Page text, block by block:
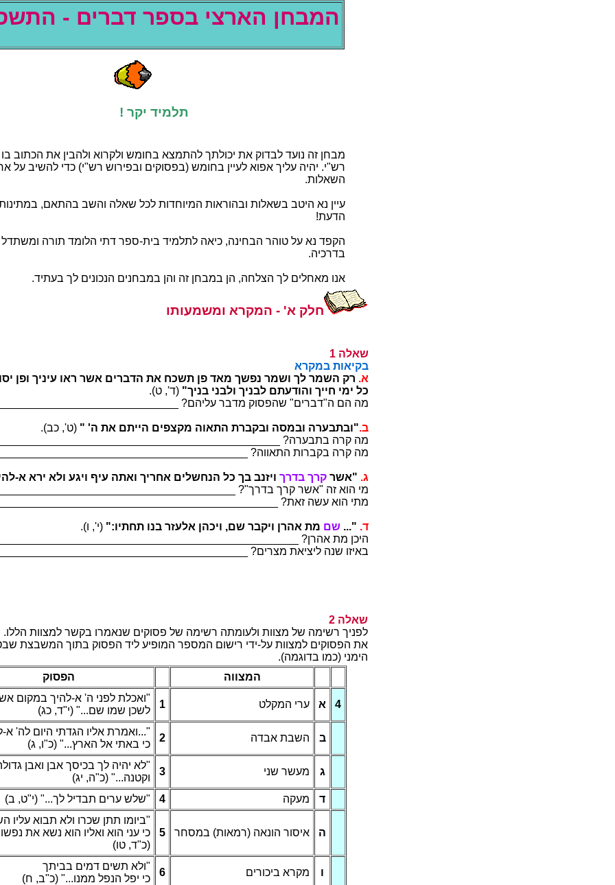
א"סשתה - םירבד רפסב יצראה
! רקי דימלת
שוריפבו וב בותכה תא ןיבהלו אורקלו שמוחב אצמתהל ךתלוכי תא קודבל
ןמ תודחא לע בישהל ידכ (י"שר שוריפבו םיקוספב) שמוחב ןייעל אופא ךילע
.תולאשה
בושייבו תוניתמב ,םאתהב בשהו הלאש לכל תודחוימה תוארוהבו תולאשב
!תעדה
תכלל לדתשמו הרות דמולה יתד רפס-תיב דימלתל האיכ ,הניחבה רהוט לע
.היכרדב
.דיתעב ךל םינוכנה םינחבמב ןהו הז ןחבמב ןה ,החלצה ךל םילחאמ ונא
ותועמשמו ארקמה - 'א קלח
1 הלאש
ארקמב תואיקב
ךבבלמ ורוסי ןפו ךיניע ואר רשא םירבדה תא חכשת ןפ דאמ ךשפנ רמשו .א
.(ט ,'ד) "ךינב ינבלו ךינבל םתעדוהו ךייח ימי לכ
______________________________ ?םהילע רבדמ קוספהש "םירבד"ה םה
.(בכ ,'ט) " 'ה תא םתייה םיפצקמ הואתה תרבקבו הסמבו הרעבתבו".ב
______________________________________________ ?הרעבתב הרק המ
_________________________________________ ?הוואתה תורבקב הרק המ
"םיהל-א ארי אלו עגיו ףיע התאו ךירחא םילשחנה לכ ךב ךרדב ךרקרשא" .ג
_______________________________________ ?"ךרדב ךרק רשא" הז אוה ימ
_____________________________________________ ?תאז השע אוה יתמ
.(ו ,'י) ":ויתחת ונב רזעלא ןהכיו ,םש רבקיו ןרהא תמ םש..." .ד
_________________________________________________ ?ןרהא תמ ןכיה
_________________________________________ ?םירצמ תאיציל הנש וזיאב
2 הלאש
םאתה .וללה תווצמל רשקב ורמאנש םיקוספ לש המישר התמועלו תווצמ לש המישר
רוטבש תצבשמה ךותב קוספה דיל עיפומה רפסמה םושיר ידי-לע תווצמל
.(המגודב ומכ) ינמיה
קוספה
הווצמה
רחבי רשא םוקמב ךיהל-א 'ה
(גכ ,ד"י) "...םש ומש ןכשל
1 טלקמה ירע א 4
ךיהל-א 'הל םויה יתדגה וילא
(ג ,ו"כ) "...ץראה לא יתאב יכ
2 הדבא תבשה ב
הלודג ןבאו ןבא ךסיכב ךל היהי
(גי ,ה"כ) "...הנטקו
3 ינש רשעמ ג
(ב ,ט"י) "...ךל לידבת םירע שלש" 4 הקעמ
ד
,שמשה וילע אובת אלו ורכש ןתת
"...ושפנ תא אשנ אוה וילאו אוה
(וט ,ד"כ)
5 רחסמב (תואמר) האנוה רוסיא ה
ךתיבב םימד םישת אלו"
(ח ,ב"כ) "...ונממ לפנה לפי יכ
6 םירוכיב ארקמ ו